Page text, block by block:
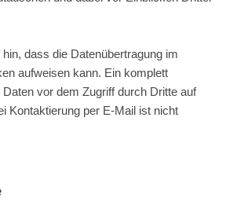
dass die Datenübertragung im
aufweisen kann. Ein komplett
vor dem Zugriff durch Dritte auf
Kontaktierung per E-Mail ist nicht